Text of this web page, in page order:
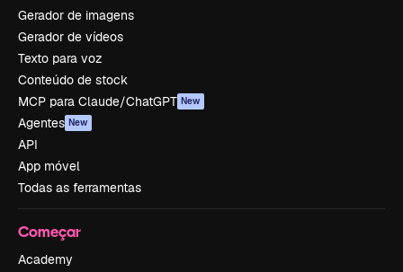
Gerador de imagens
Gerador de vídeos
Texto para voz
Conteúdo de stock
MCP para Claude/ChatGPT New
Agentes New
API
App móvel
Todas as ferramentas
Começar
Academy